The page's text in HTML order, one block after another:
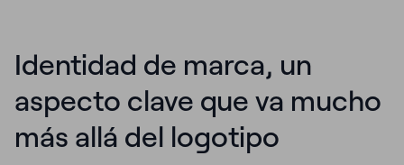
Identidad de marca, un
aspecto clave que va mucho
más allá del logotipo